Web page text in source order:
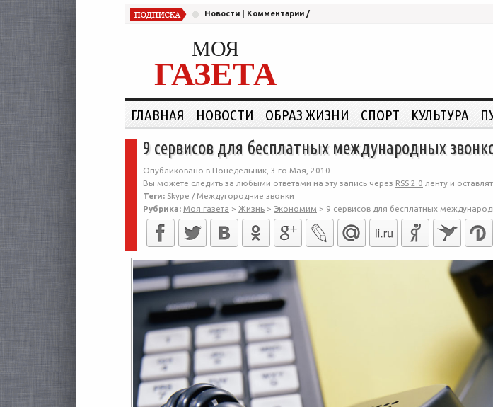
Новости Комментарии /
МОЯ
ГАЗЕТА
ГЛАВНАЯ НОВОСТИ ОБРАЗ ЖИЗНИ СПОРТ КУЛЬТУРА
9 сервисов для бесплатных международных
Опубликовано в Понедельник, 3-го Мая, 2010.
Вы можете следить за любыми ответами на эту запись через RSS 2.0 ленту и
Теги: Skype / Междугородние звонки
Рубрика: Моя газета > Жизнь > Экономим > 9 сервисов для бесплатных